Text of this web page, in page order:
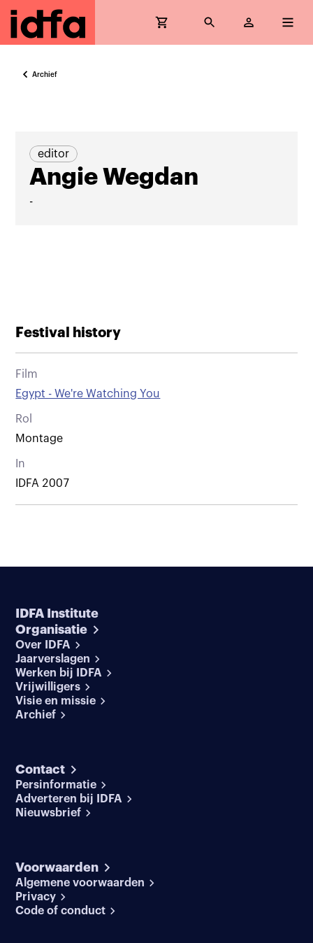
Archief
editor
Angie Wegdan
-
Festival history
Film
Egypt - We're Watching You
Rol
Montage
In
IDFA 2007
IDFA Institute
Organisatie
Over IDFA
Jaarverslagen
Werken bij IDFA
Vrijwilligers
Visie en missie
Archief
Contact
Persinformatie
Adverteren bij IDFA
Nieuwsbrief
Voorwaarden
Algemene voorwaarden
Privacy
Code of conduct